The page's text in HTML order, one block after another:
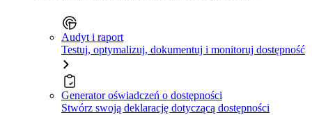
Audyt i raport
Testuj, optymalizuj, dokumentuj i monitoruj dostępność
Generator oświadczeń o dostępności
Stwórz swoją deklarację dotyczącą dostępności